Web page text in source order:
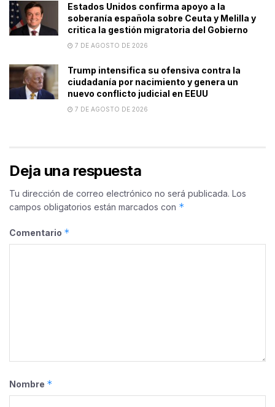
Estados Unidos confirma apoyo a la
soberanía española sobre Ceuta y Melilla y
critica la gestión migratoria del Gobierno
7 DE AGOSTO DE 2026
Trump intensifica su ofensiva contra la
ciudadanía por nacimiento y genera un
nuevo conflicto judicial en EEUU
7 DE AGOSTO DE 2026
Deja una respuesta
Tu dirección de correo electrónico no será publicada. Los
campos obligatorios están marcados con *
Comentario *
Nombre *